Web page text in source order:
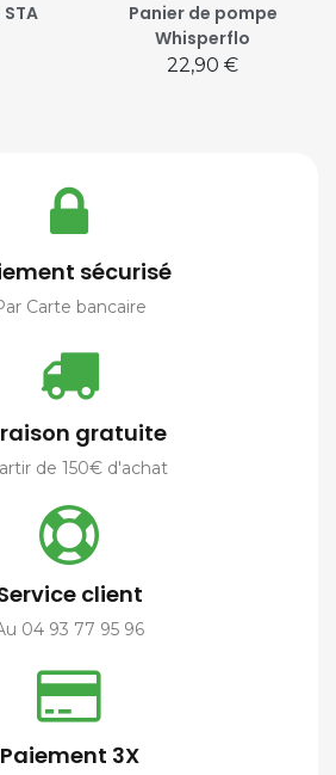
Panier de pompe
Whisperflo
Prix
22,90 €
sécurisé
Carte bancaire
gratuite
de 150€ d'achat
client
04 93 77 95 96
Paiement 3X